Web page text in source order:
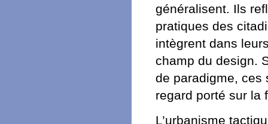
généralisent. Ils
pratiques des
intègrent dans
champ du design.
de paradigme, ces
regard porté sur la
L’urbanisme